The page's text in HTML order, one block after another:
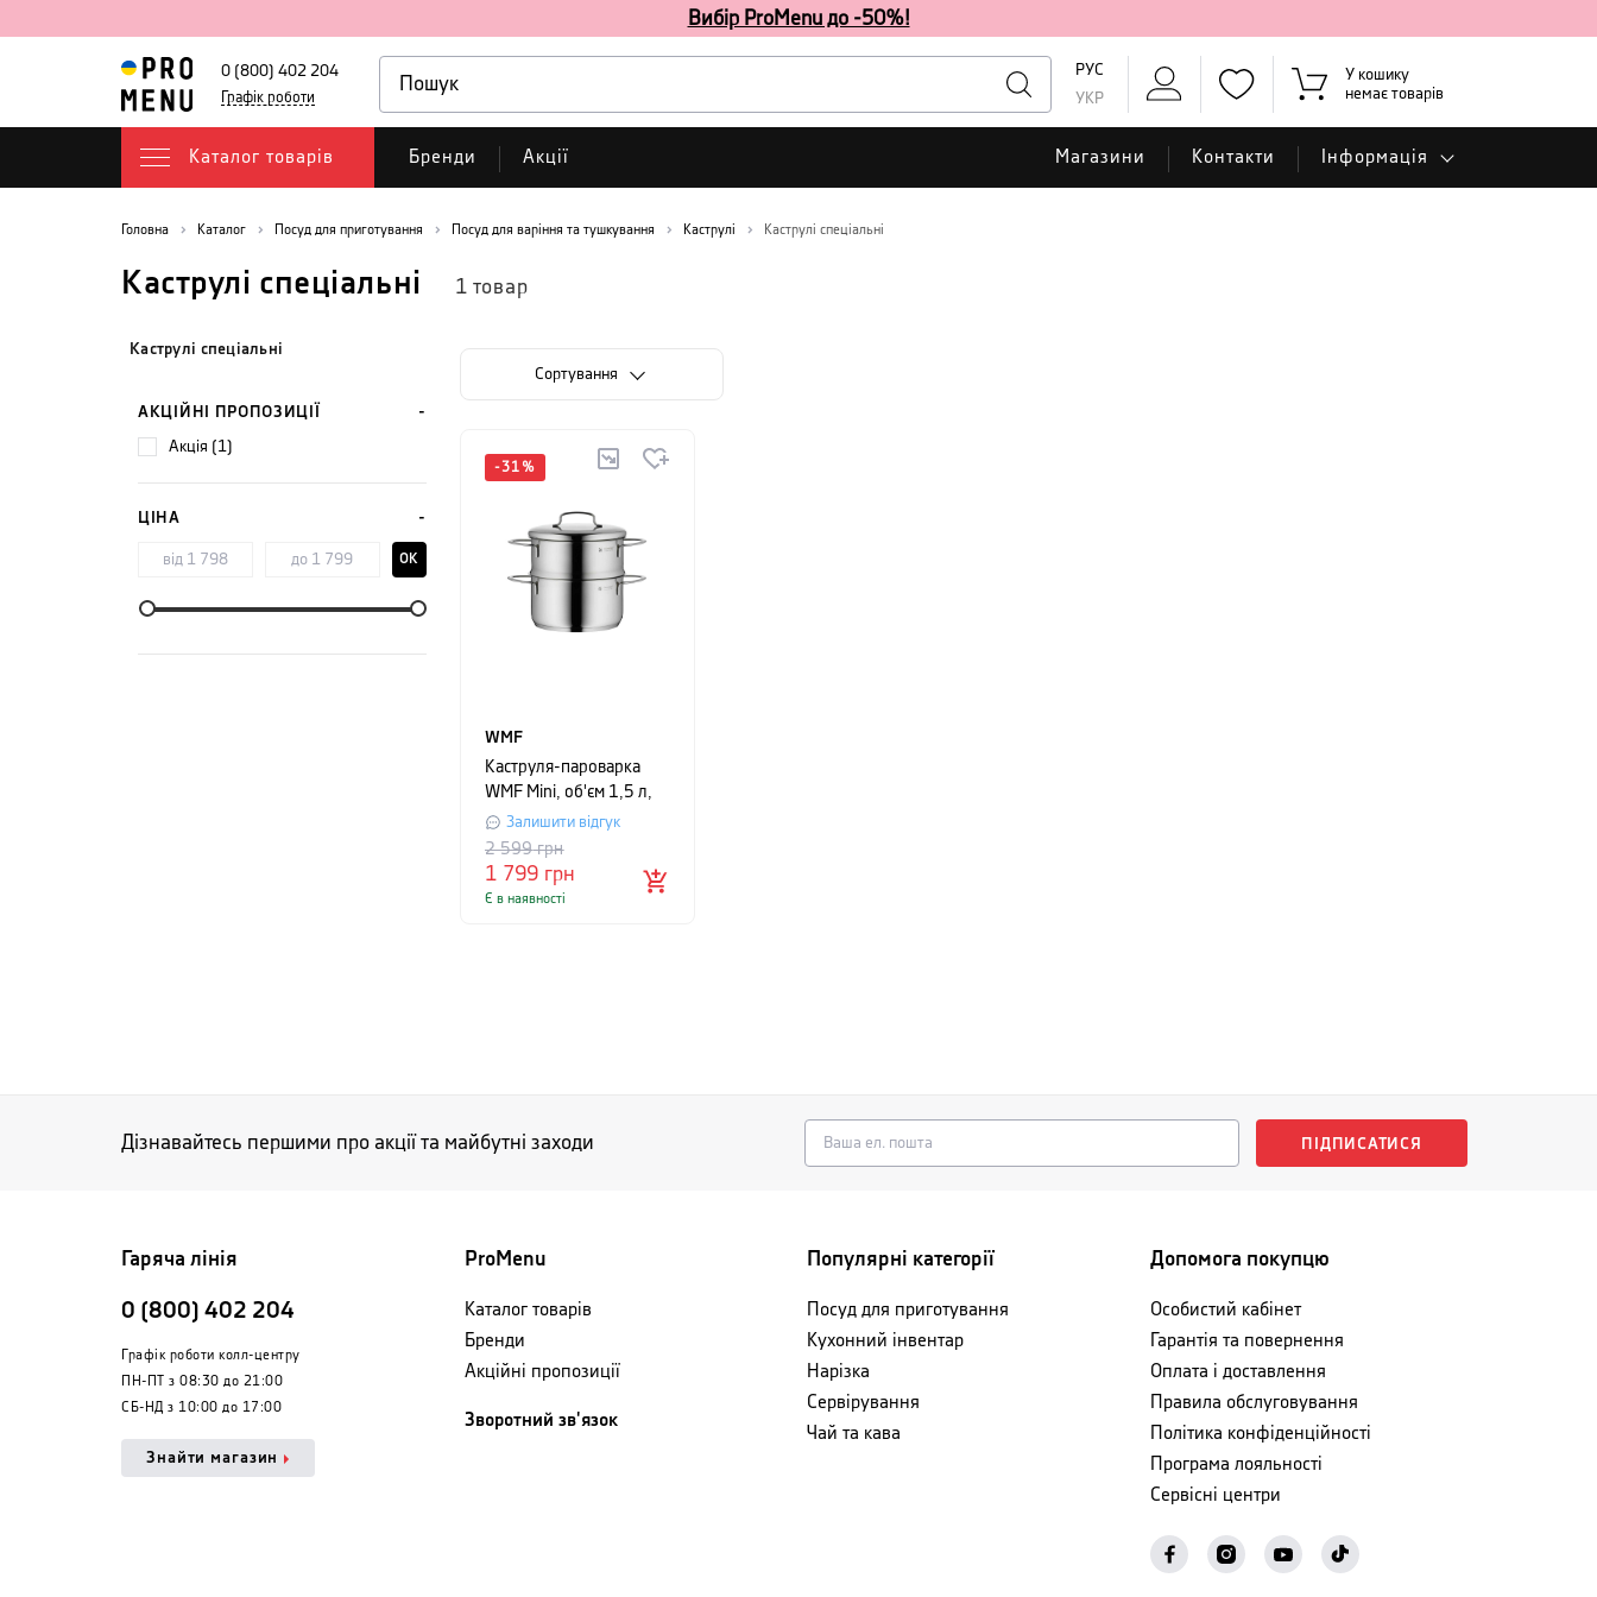
Вибір ProMenu до -50%!
0 (800) 402 204
Графік роботи
РУС
УКР
У кошику
немає товарів
Каталог товарів Бренди Акції Магазини Контакти Інформація
Головна Каталог Посуд для приготування Посуд для варіння та тушкування Каструлі Каструлі спеціальні
Каструлі спеціальні 1 товар
Каструлі спеціальні
АКЦІЙНІ ПРОПОЗИЦІЇ
акція (1)
ЦІНА
OK
Сортування
-31 %
WMF
Каструля-пароварка
WMF Mini, об'єм 1,5 л,
сріблястий
Залишити відгук
1 799 грн
2 599грн
Є в наявності
Дізнавайтесь першими про акції та майбутні заходи ПІДПИСАТИСЯ
Гаряча лінія
0 (800) 402 204
Графік роботи колл-центру
ПН-ПТ з 08:30 до 21:00
СБ-НД з 10:00 до 17:00
Знайти магазин
ProMenu
Каталог товарів
Бренди
Акційні пропозиції
Зворотний зв'язок
Популярні категорії
Посуд для приготування
Кухонний інвентар
Нарізка
Сервірування
Чай та кава
Допомога покупцю
Особистий кабінет
Гарантія та повернення
Оплата і доставлення
Правила обслуговування
Політика конфіденційності
Програма лояльності
Сервісні центри